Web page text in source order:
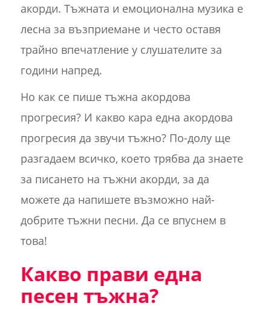
акорди. Тъжната и емоционална музика е
лесна за възприемане и често оставя
трайно впечатление у слушателите за
години напред.
Но как се пише тъжна акордова
прогресия? И какво кара една акордова
прогресия да звучи тъжно? По-долу ще
разгадаем всичко, което трябва да знаете
за писането на тъжни акорди, за да
можете да напишете възможно най-
добрите тъжни песни. Да се впуснем в
това!
Какво прави една
песен тъжна?